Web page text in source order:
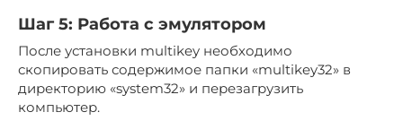
Шаг 5: Работа с эмулятором
После установки multikey необходимо
скопировать содержимое папки «multikey32» в
директорию «system32» и перезагрузить
компьютер.